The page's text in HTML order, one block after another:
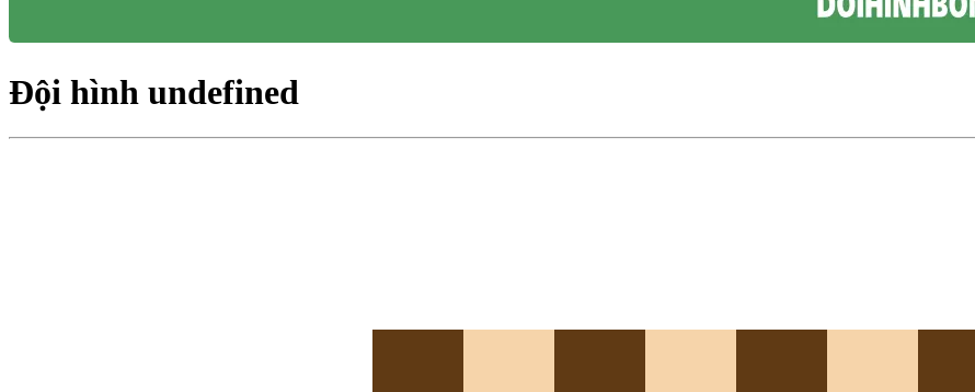
Đội hình undefined